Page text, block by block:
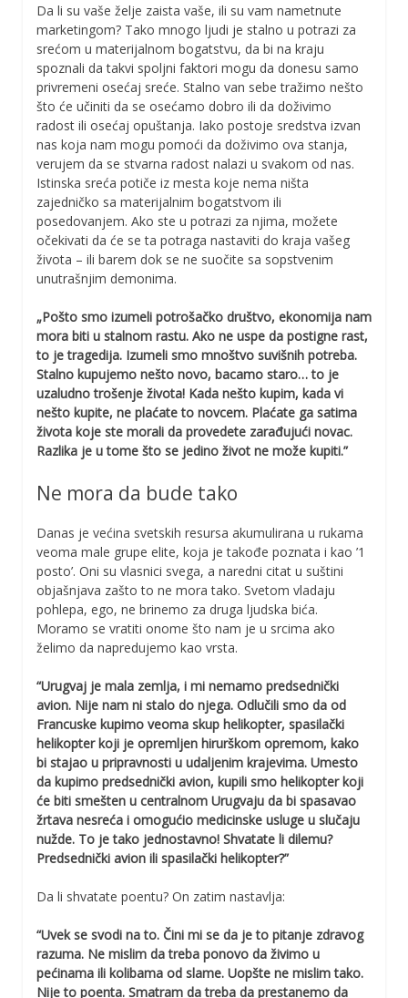
Da li su vaše želje zaista vaše, ili su vam nametnute
marketingom? Tako mnogo ljudi je stalno u potrazi za
srećom u materijalnom bogatstvu, da bi na kraju
spoznali da takvi spoljni faktori mogu da donesu samo
privremeni osećaj sreće. Stalno van sebe tražimo nešto
što će učiniti da se osećamo dobro ili da doživimo
radost ili osećaj opuštanja. Iako postoje sredstva izvan
nas koja nam mogu pomoći da doživimo ova stanja,
verujem da se stvarna radost nalazi u svakom od nas.
Istinska sreća potiče iz mesta koje nema ništa
zajedničko sa materijalnim bogatstvom ili
posedovanjem. Ako ste u potrazi za njima, možete
očekivati da će se ta potraga nastaviti do kraja vašeg
života – ili barem dok se ne suočite sa sopstvenim
unutrašnjim demonima.
„Pošto smo izumeli potrošačko društvo, ekonomija nam
mora biti u stalnom rastu. Ako ne uspe da postigne rast,
to je tragedija. Izumeli smo mnoštvo suvišnih potreba.
Stalno kupujemo nešto novo, bacamo staro… to je
uzaludno trošenje života! Kada nešto kupim, kada vi
nešto kupite, ne plaćate to novcem. Plaćate ga satima
života koje ste morali da provedete zarađujući novac.
Razlika je u tome što se jedino život ne može kupiti.”
Ne mora da bude tako
Danas je većina svetskih resursa akumulirana u rukama
veoma male grupe elite, koja je takođe poznata i kao ’1
posto’. Oni su vlasnici svega, a naredni citat u suštini
objašnjava zašto to ne mora tako. Svetom vladaju
pohlepa, ego, ne brinemo za druga ljudska bića.
Moramo se vratiti onome što nam je u srcima ako
želimo da napredujemo kao vrsta.
“Urugvaj je mala zemlja, i mi nemamo predsednički
avion. Nije nam ni stalo do njega. Odlučili smo da od
Francuske kupimo veoma skup helikopter, spasilački
helikopter koji je opremljen hirurškom opremom, kako
bi stajao u pripravnosti u udaljenim krajevima. Umesto
da kupimo predsednički avion, kupili smo helikopter koji
će biti smešten u centralnom Urugvaju da bi spasavao
žrtava nesreća i omogućio medicinske usluge u slučaju
nužde. To je tako jednostavno! Shvatate li dilemu?
Predsednički avion ili spasilački helikopter?”
Da li shvatate poentu? On zatim nastavlja:
“Uvek se svodi na to. Čini mi se da je to pitanje zdravog
razuma. Ne mislim da treba ponovo da živimo u
pećinama ili kolibama od slame. Uopšte ne mislim tako.
Nije to poenta. Smatram da treba da prestanemo da